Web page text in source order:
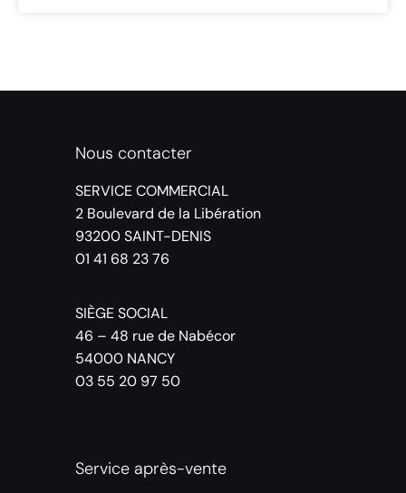
Nous contacter
SERVICE COMMERCIAL
2 Boulevard de la Libération
93200 SAINT-DENIS
01 41 68 23 76
SIÈGE SOCIAL
46 – 48 rue de Nabécor
54000 NANCY
03 55 20 97 50
Service après-vente